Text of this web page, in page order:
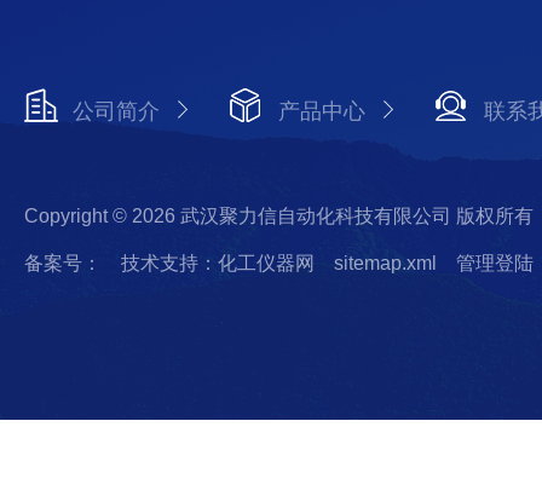
公司简介 产品中心 联系
Copyright © 2026 武汉聚力信自动化科技有限公司 版权所有
备案号： 技术支持：化工仪器网 sitemap.xml 管理登陆